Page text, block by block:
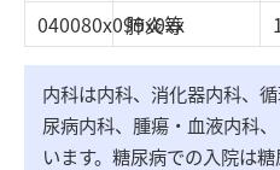
040080x099x0xx
肺炎等
内科は内科、消化器内科、
尿病内科、腫瘍・血液内科
います。糖尿病での入院は